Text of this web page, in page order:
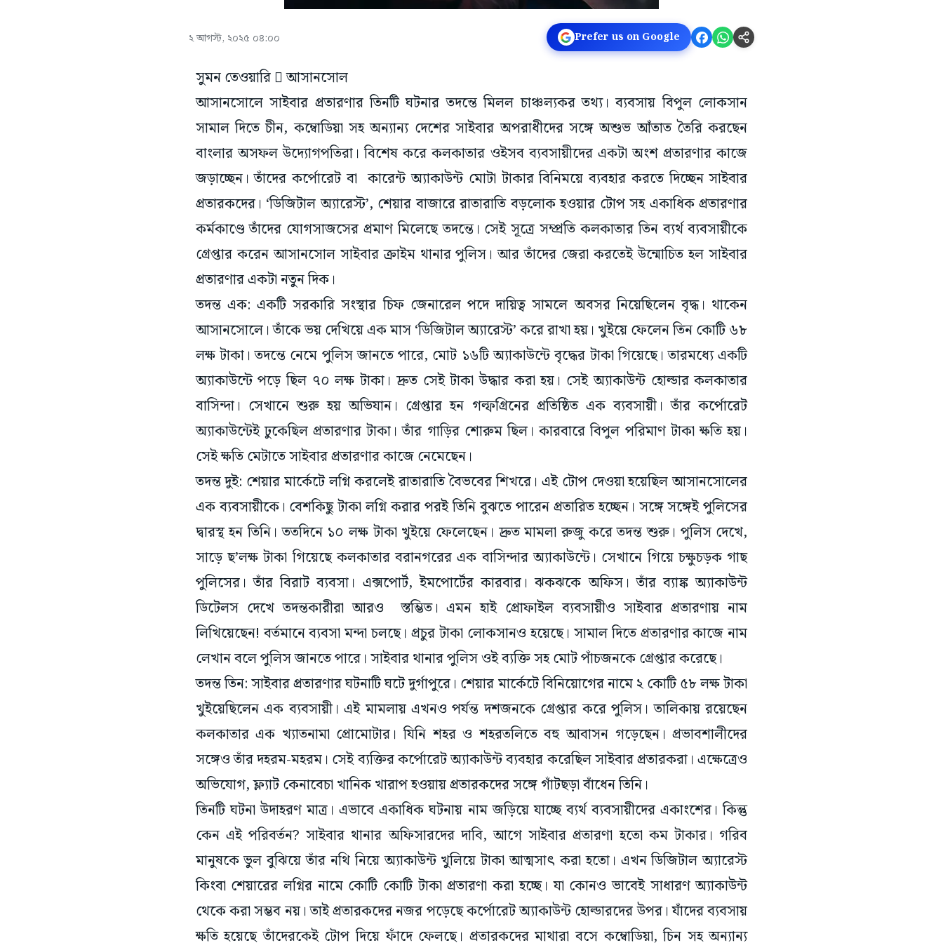
২ আগস্ট, ২০২৫ ০৪:০০ Prefer us on Google
সুমন তেওয়ারি  আসানসোল
আসানসোলে সাইবার প্রতারণার তিনটি ঘটনার তদন্তে মিলল চাঞ্চল্যকর তথ্য। ব্যবসায় বিপুল লোকসান
সামাল দিতে চীন, কম্বোডিয়া সহ অন্যান্য দেশের সাইবার অপরাধীদের সঙ্গে অশুভ আঁতাত তৈরি করছেন
বাংলার অসফল উদ্যোগপতিরা। বিশেষ করে কলকাতার ওইসব ব্যবসায়ীদের একটা অংশ প্রতারণার কাজে
জড়াচ্ছেন। তাঁদের কর্পোরেট বা কারেন্ট অ্যাকাউন্ট মোটা টাকার বিনিময়ে ব্যবহার করতে দিচ্ছেন সাইবার
প্রতারকদের। ‘ডিজিটাল অ্যারেস্ট’, শেয়ার বাজারে রাতারাতি বড়লোক হওয়ার টোপ সহ একাধিক প্রতারণার
কর্মকাণ্ডে তাঁদের যোগসাজসের প্রমাণ মিলেছে তদন্তে। সেই সূত্রে সম্প্রতি কলকাতার তিন ব্যর্থ ব্যবসায়ীকে
গ্রেপ্তার করেন আসানসোল সাইবার ক্রাইম থানার পুলিস। আর তাঁদের জেরা করতেই উন্মোচিত হল সাইবার
প্রতারণার একটা নতুন দিক।
তদন্ত এক: একটি সরকারি সংস্থার চিফ জেনারেল পদে দায়িত্ব সামলে অবসর নিয়েছিলেন বৃদ্ধ। থাকেন
আসানসোলে। তাঁকে ভয় দেখিয়ে এক মাস ‘ডিজিটাল অ্যারেস্ট’ করে রাখা হয়। খুইয়ে ফেলেন তিন কোটি ৬৮
লক্ষ টাকা। তদন্তে নেমে পুলিস জানতে পারে, মোট ১৬টি অ্যাকাউন্টে বৃদ্ধের টাকা গিয়েছে। তারমধ্যে একটি
অ্যাকাউন্টে পড়ে ছিল ৭০ লক্ষ টাকা। দ্রুত সেই টাকা উদ্ধার করা হয়। সেই অ্যাকাউন্ট হোল্ডার কলকাতার
বাসিন্দা। সেখানে শুরু হয় অভিযান। গ্রেপ্তার হন গল্ফগ্রিনের প্রতিষ্ঠিত এক ব্যবসায়ী। তাঁর কর্পোরেট
অ্যাকাউন্টেই ঢুকেছিল প্রতারণার টাকা। তাঁর গাড়ির শোরুম ছিল। কারবারে বিপুল পরিমাণ টাকা ক্ষতি হয়।
সেই ক্ষতি মেটাতে সাইবার প্রতারণার কাজে নেমেছেন।
তদন্ত দুই: শেয়ার মার্কেটে লগ্নি করলেই রাতারাতি বৈভবের শিখরে। এই টোপ দেওয়া হয়েছিল আসানসোলের
এক ব্যবসায়ীকে। বেশকিছু টাকা লগ্নি করার পরই তিনি বুঝতে পারেন প্রতারিত হচ্ছেন। সঙ্গে সঙ্গেই পুলিসের
দ্বারস্থ হন তিনি। ততদিনে ১০ লক্ষ টাকা খুইয়ে ফেলেছেন। দ্রুত মামলা রুজু করে তদন্ত শুরু। পুলিস দেখে,
সাড়ে ছ’লক্ষ টাকা গিয়েছে কলকাতার বরানগরের এক বাসিন্দার অ্যাকাউন্টে। সেখানে গিয়ে চক্ষুচড়ক গাছ
পুলিসের। তাঁর বিরাট ব্যবসা। এক্সপোর্ট, ইমপোর্টের কারবার। ঝকঝকে অফিস। তাঁর ব্যাঙ্ক অ্যাকাউন্ট
ডিটেলস দেখে তদন্তকারীরা আরও স্তম্ভিত। এমন হাই প্রোফাইল ব্যবসায়ীও সাইবার প্রতারণায় নাম
লিখিয়েছেন! বর্তমানে ব্যবসা মন্দা চলছে। প্রচুর টাকা লোকসানও হয়েছে। সামাল দিতে প্রতারণার কাজে নাম
লেখান বলে পুলিস জানতে পারে। সাইবার থানার পুলিস ওই ব্যক্তি সহ মোট পাঁচজনকে গ্রেপ্তার করেছে।
তদন্ত তিন: সাইবার প্রতারণার ঘটনাটি ঘটে দুর্গাপুরে। শেয়ার মার্কেটে বিনিয়োগের নামে ২ কোটি ৫৮ লক্ষ টাকা
খুইয়েছিলেন এক ব্যবসায়ী। এই মামলায় এখনও পর্যন্ত দশজনকে গ্রেপ্তার করে পুলিস। তালিকায় রয়েছেন
কলকাতার এক খ্যাতনামা প্রোমোটার। যিনি শহর ও শহরতলিতে বহু আবাসন গড়েছেন। প্রভাবশালীদের
সঙ্গেও তাঁর দহরম-মহরম। সেই ব্যক্তির কর্পোরেট অ্যাকাউন্ট ব্যবহার করেছিল সাইবার প্রতারকরা। এক্ষেত্রেও
অভিযোগ, ফ্ল্যাট কেনাবেচা খানিক খারাপ হওয়ায় প্রতারকদের সঙ্গে গাঁটছড়া বাঁধেন তিনি।
তিনটি ঘটনা উদাহরণ মাত্র। এভাবে একাধিক ঘটনায় নাম জড়িয়ে যাচ্ছে ব্যর্থ ব্যবসায়ীদের একাংশের। কিন্তু
কেন এই পরিবর্তন? সাইবার থানার অফিসারদের দাবি, আগে সা‌ইবার প্রতারণা হতো কম টাকার। গরিব
মানুষকে ভুল বুঝিয়ে তাঁর নথি নিয়ে অ্যাকাউন্ট খুলিয়ে টাকা আত্মসাৎ করা হতো। এখন ডিজিটাল অ্যারেস্ট
কিংবা শেয়ারের লগ্নির নামে কোটি কোটি টাকা প্রতারণা করা হচ্ছে। যা কোনও ভাবেই সাধারণ অ্যাকাউন্ট
থেকে করা সম্ভব নয়। তাই প্রতারকদের নজর পড়েছে কর্পোরেট অ্যাকাউন্ট হোল্ডারদের উপর। যাঁদের ব্যবসায়
ক্ষতি হয়েছে তাঁদেরকেই টোপ দিয়ে ফাঁদে ফেলছে। প্রতারকদের মাথারা বসে কম্বোডিয়া, চিন সহ অন্যান্য